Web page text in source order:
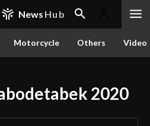
News Hub
Motorcycle Others Video
2020